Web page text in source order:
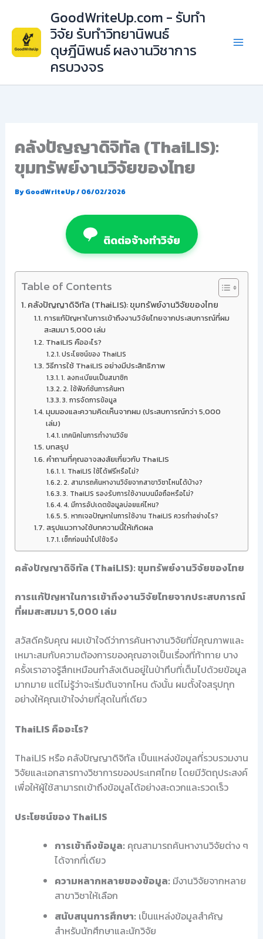
content
GoodWriteUp.com - รับทำ
วิจัย รับทำวิทยานิพนธ์
ดุษฎีนิพนธ์ ผลงานวิชาการ
ครบวงจร
คลังปัญญาดิจิทัล (ThaiLIS):
ขุมทรัพย์งานวิจัยของไทย
ByGoodWriteUp/06/02/2026
ติดต่อจ้างทำวิจัย
Table of Contents
คลังปัญญาดิจิทัล (ThaiLIS): ขุมทรัพย์งานวิจัยของไทย
การแก้ปัญหาในการเข้าถึงงานวิจัยไทยจากประสบการณ์ที่ผม
สะสมมา 5,000 เล่ม
ThaiLIS คืออะไร?
ประโยชน์ของ ThaiLIS
วิธีการใช้ ThaiLIS อย่างมีประสิทธิภาพ
1. ลงทะเบียนเป็นสมาชิก
2. ใช้ฟังก์ชันการค้นหา
3. การจัดการข้อมูล
มุมมองและความคิดเห็นจากผม (ประสบการณ์กว่า 5,000
เล่ม)
เทคนิคในการทำงานวิจัย
บทสรุป
คำถามที่คุณอาจสงสัยเกี่ยวกับ ThaiLIS
1. ThaiLIS ใช้ได้ฟรีหรือไม่?
2. สามารถค้นหางานวิจัยจากสาขาวิชาไหนได้บ้าง?
3. ThaiLIS รองรับการใช้งานบนมือถือหรือไม่?
4. มีการอัปเดตข้อมูลบ่อยแค่ไหน?
5. หากเจอปัญหาในการใช้งาน ThaiLIS ควรทำอย่างไร?
สรุปแนวทางใช้บทความนี้ให้เกิดผล
เช็กก่อนนำไปใช้จริง
คลังปัญญาดิจิทัล (ThaiLIS): ขุมทรัพย์งานวิจัยของไทย
การแก้ปัญหาในการเข้าถึงงานวิจัยไทยจากประสบการณ์
ที่ผมสะสมมา 5,000 เล่ม
สวัสดีครับคุณ ผมเข้าใจดีว่าการค้นหางานวิจัยที่มีคุณภาพและ
เหมาะสมกับความต้องการของคุณอาจเป็นเรื่องที่ท้าทาย บาง
ครั้งเราอาจรู้สึกเหมือนกำลังเดินอยู่ในป่าทึบที่เต็มไปด้วยข้อมูล
มากมาย แต่ไม่รู้ว่าจะเริ่มต้นจากไหน ดังนั้น ผมตั้งใจสรุปทุก
อย่างให้คุณเข้าใจง่ายที่สุดในที่เดียว
ThaiLIS คืออะไร?
ThaiLIS หรือ คลังปัญญาดิจิทัล เป็นแหล่งข้อมูลที่รวบรวมงาน
วิจัยและเอกสารทางวิชาการของประเทศไทย โดยมีวัตถุประสงค์
เพื่อให้ผู้ใช้สามารถเข้าถึงข้อมูลได้อย่างสะดวกและรวดเร็ว
ประโยชน์ของ ThaiLIS
การเข้าถึงข้อมูล: คุณสามารถค้นหางานวิจัยต่าง ๆ
ได้จากที่เดียว
ความหลากหลายของข้อมูล: มีงานวิจัยจากหลาย
สาขาวิชาให้เลือก
สนับสนุนการศึกษา: เป็นแหล่งข้อมูลสำคัญ
สำหรับนักศึกษาและนักวิจัย